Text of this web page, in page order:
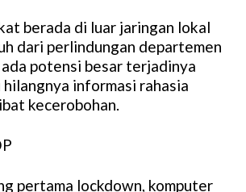
berada di luar jaringan lokal
dari perlindungan departemen
potensi besar terjadinya
informasi rahasia
kecerobohan.
pertama lockdown, komputer